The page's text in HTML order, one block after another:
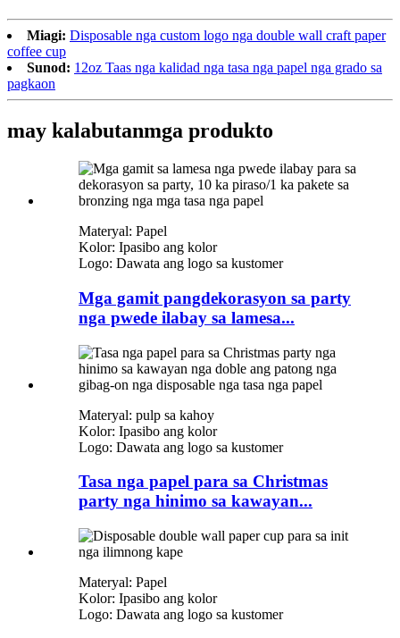
Miagi: Disposable nga custom logo nga double wall craft paper
coffee cup
Sunod: 12oz Taas nga kalidad nga tasa nga papel nga grado sa
pagkaon
may kalabutanmga produkto
Materyal: Papel
Kolor: Ipasibo ang kolor
Logo: Dawata ang logo sa kustomer
Mga gamit pangdekorasyon sa party
nga pwede ilabay sa lamesa...
Materyal: pulp sa kahoy
Kolor: Ipasibo ang kolor
Logo: Dawata ang logo sa kustomer
Tasa nga papel para sa Christmas
party nga hinimo sa kawayan...
Materyal: Papel
Kolor: Ipasibo ang kolor
Logo: Dawata ang logo sa kustomer